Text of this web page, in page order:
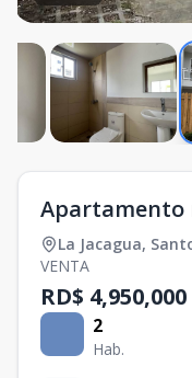
Apartamento
La Jacagua,
VENTA
RD$ 4,950,000
2
Hab.